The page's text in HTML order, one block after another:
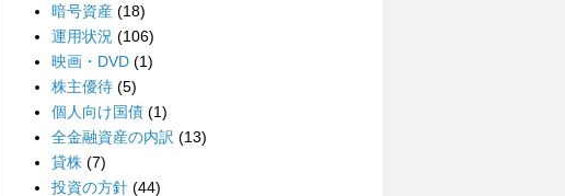
暗号資産 (18)
運用状況 (106)
映画・DVD (1)
株主優待 (5)
個人向け国債 (1)
全金融資産の内訳 (13)
貸株 (7)
投資の方針 (44)